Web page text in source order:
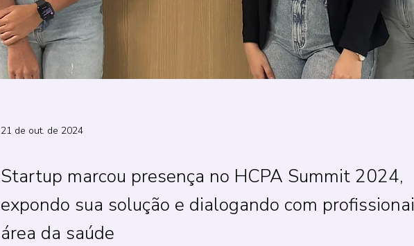
21 de out. de 2024
Startup marcou presença no HCPA Summit 2024,
expondo sua solução e dialogando com
área da saúde